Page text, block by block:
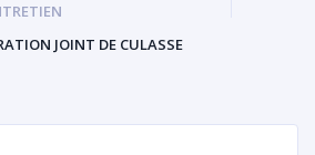
JOINT DE CULASSE